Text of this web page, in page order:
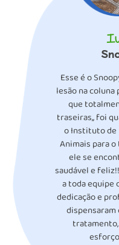
Esse é o
lesão na coluna
que
traseiras,, foi
o Instituto de
Animais para
ele se
saudável e
a toda equipe
dedicação e